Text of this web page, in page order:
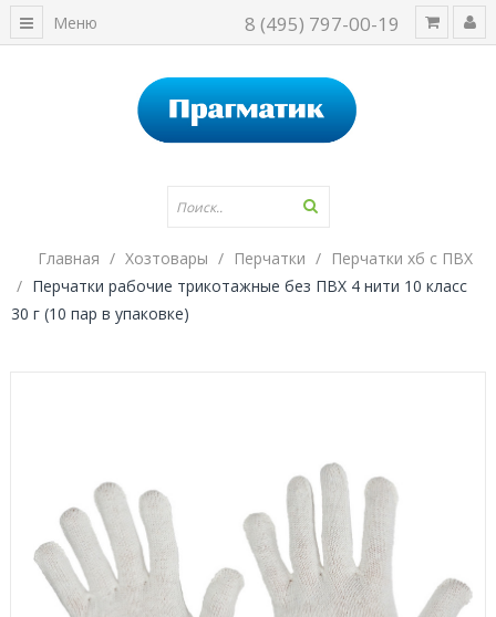
8 (495) 797-00-19
Меню
Главная Хозтовары Перчатки
Перчатки хб с ПВХ
Перчатки рабочие трикотажные без ПВХ 4 нити 10 класс
30 г (10 пар в упаковке)